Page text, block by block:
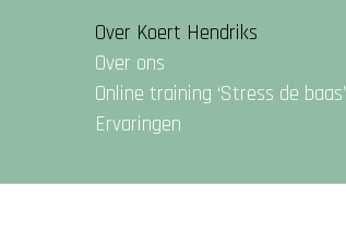
Over Koert Hendriks
Over ons
Online training ‘Stress de baas’
Ervaringen